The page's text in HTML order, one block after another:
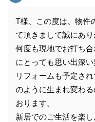
T様、この度は、物件
て頂きまして誠にあり
何度も現地でお打ち
にとっても思い出深い
リフォームも予定さ
のように生まれ変わ
おります。
新居でのご生活を楽